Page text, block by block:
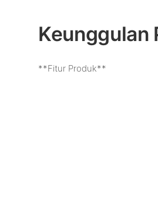
Keunggulan
**Fitur Produk**